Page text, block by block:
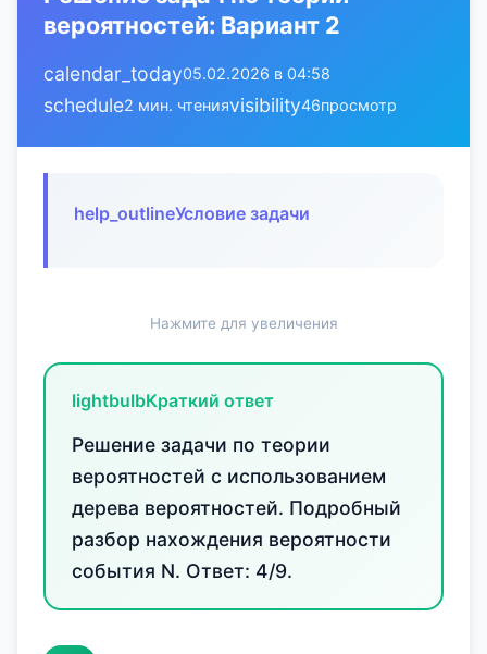
вероятностей: Вариант 2
calendar_today05.02.2026 в 04:58
schedule2 мин. чтенияvisibility46просмотр
help_outlineУсловие задачи
Нажмите для увеличения
lightbulbКраткий ответ
Решение задачи по теории
вероятностей с использованием
дерева вероятностей. Подробный
разбор нахождения вероятности
события N. Ответ: 4/9.